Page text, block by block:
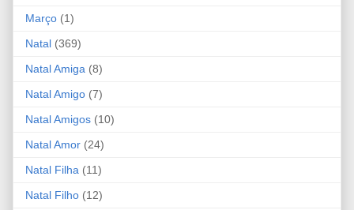
Março (1)
Natal (369)
Natal Amiga (8)
Natal Amigo (7)
Natal Amigos (10)
Natal Amor (24)
Natal Filha (11)
Natal Filho (12)